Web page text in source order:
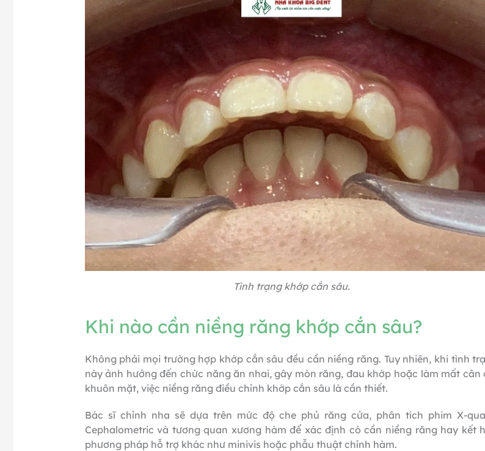
Tình trạng khớp cắn sâu.
Khi nào cần niềng răng khớp cắn sâu?
Không phải mọi trường hợp khớp cắn sâu đều cần niềng răng. Tuy nhiên, khi tình
này ảnh hưởng đến chức năng ăn nhai, gây mòn răng, đau khớp hoặc làm mất cân
khuôn mặt, việc niềng răng điều chỉnh khớp cắn sâu là cần thiết.
Bác sĩ chỉnh nha sẽ dựa trên mức độ che phủ răng cửa, phân tích phim X-
Cephalometric và tương quan xương hàm để xác định có cần niềng răng hay kết
phương pháp hỗ trợ khác như minivis hoặc phẫu thuật chỉnh hàm.